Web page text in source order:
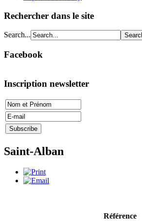
Rechercher dans le site
Search...
Facebook
Inscription newsletter
Saint-Alban
Référence